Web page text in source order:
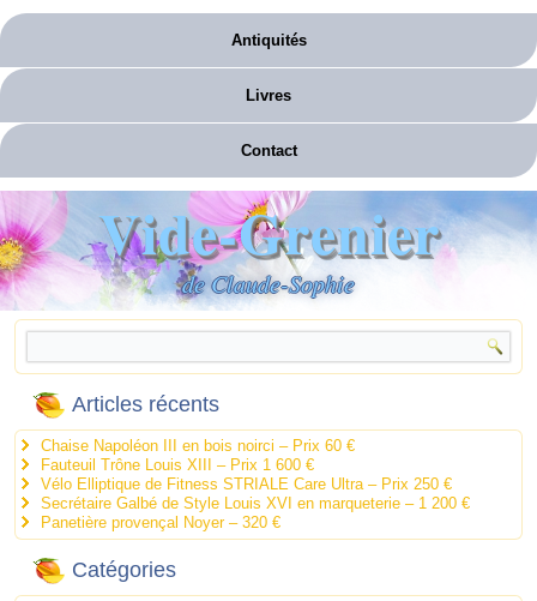
Antiquités
Livres
Contact
Vide-Grenier
de Claude-Sophie
Articles récents
Chaise Napoléon III en bois noirci – Prix 60 €
Fauteuil Trône Louis XIII – Prix 1 600 €
Vélo Elliptique de Fitness STRIALE Care Ultra – Prix 250 €
Secrétaire Galbé de Style Louis XVI en marqueterie – 1 200 €
Panetière provençal Noyer – 320 €
Catégories